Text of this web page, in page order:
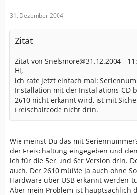
31. Dezember 2004
Zitat
Zitat von Snelsmore@31.12.2004 -
Hi,
ich rate jetzt einfach mal:
Installation mit der Installations-CD
2610 nicht erkannt wird, ist mit
Freischaltcode nicht drin.
Wie meinst Du das mit
der Freischaltung eingegeben und
ich für die 5er und 6er Version drin.
auch. Der 2610 müßte ja auch ohne
Hardware über USB erkannt werden-
Aber mein Problem ist hauptsächlich